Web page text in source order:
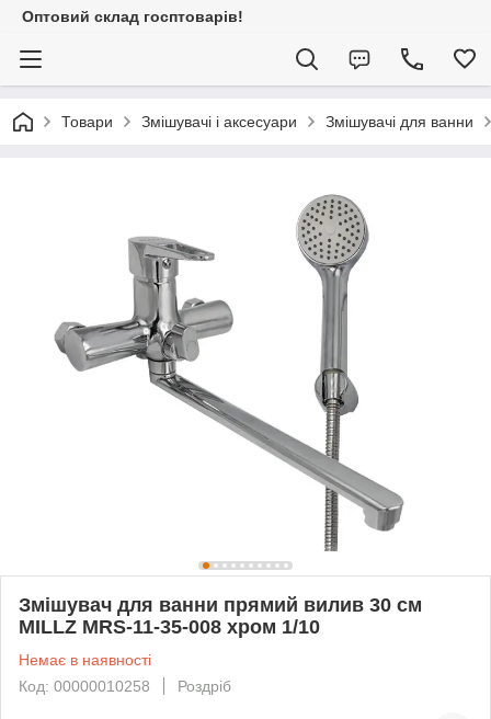
Оптовий склад госптоварів!
Товари Змішувачі і аксесуари Змішувачі для ванни
Змішувач для ванни прямий вилив 30 см
MILLZ MRS-11-35-008 хром 1/10
Немає в наявності
Код: 00000010258
Роздріб